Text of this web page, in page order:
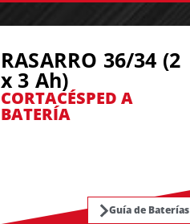
RASARRO 36/34 (2
x 3 Ah)
CORTACÉSPED A
BATERÍA
Guía de Baterías